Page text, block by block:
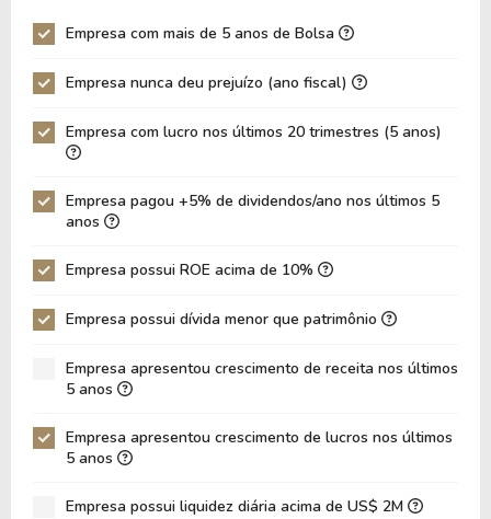
ROE
18,83%
ROIC
18,22%
ROA
14,90%
14,88%
Dívida Líquida / Ebitda
Dívida Líquida / Ebit
0,23
0,27
Patrimônio / Ativos
0,79
Passivos / Ativos
0,17
CAGR Receitas 5 anos
CAGR Lucros 5 anos
17,64% 17,64%
Empresa com mais de 5 anos de Bolsa
Empresa nunca deu prejuízo (ano fiscal)
Empresa com lucro nos últimos 20 trimestres (5 anos)
Empresa pagou +5% de dividendos/ano nos últimos 5
anos
Empresa possui ROE acima de 10%
Empresa possui dívida menor que patrimônio
Empresa apresentou crescimento de receita nos últimos
5 anos
Empresa apresentou crescimento de lucros nos últimos
5 anos
Empresa possui liquidez diária acima de US$ 2M